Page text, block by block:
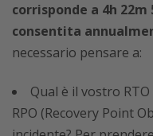
corrisponde a 4h
consentita
necessario pensare a:
Qual è il vostro
RPO (Recovery Point